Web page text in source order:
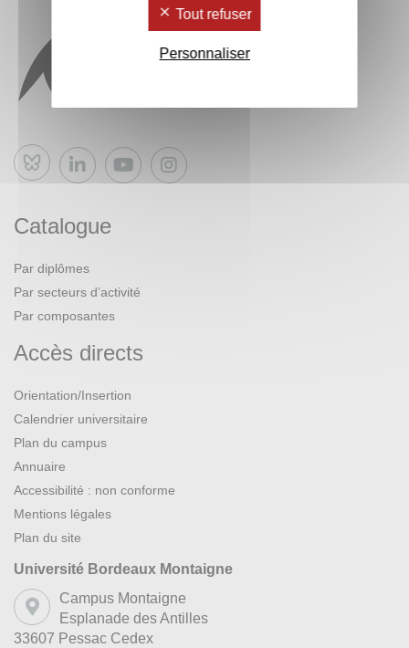
Bluesky
Catalogue
Par diplômes
Par secteurs d’activité
Par composantes
Accès directs
Orientation/Insertion
Calendrier universitaire
Plan du campus
Annuaire
Accessibilité : non conforme
Mentions légales
Plan du site
Université Bordeaux Montaigne
Campus Montaigne
Esplanade des Antilles
33607 Pessac Cedex
Tout refuser
Personnaliser